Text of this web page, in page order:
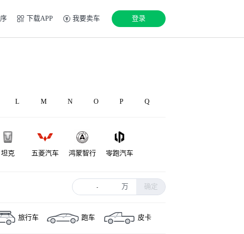
下载APP 我要卖车 登录
L M N O P Q
坦克 五菱汽车 鸿蒙智行 零跑汽车
理想汽车 蔚来
- 万 确定
旅行车 跑车
皮卡